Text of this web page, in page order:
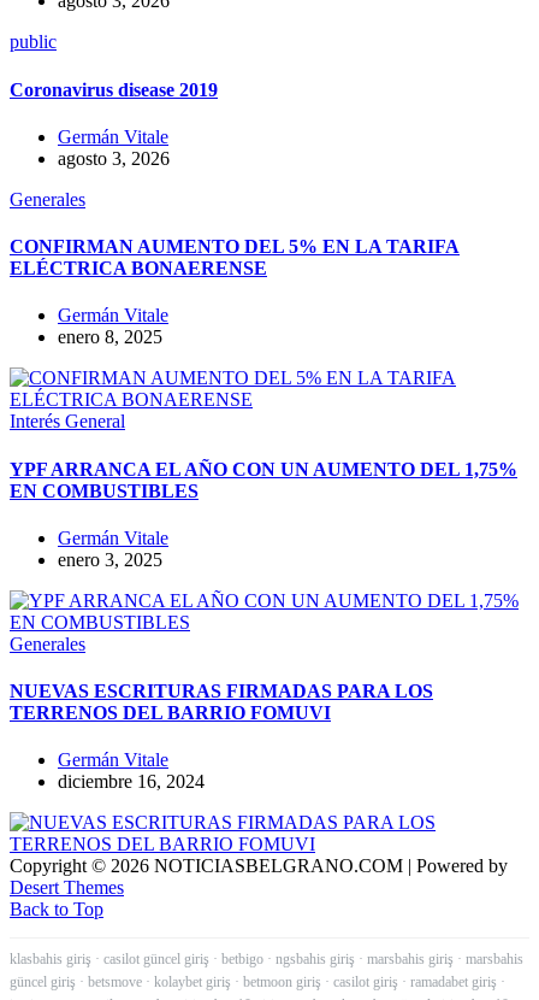
public
Coronavirus disease 2019
Germán Vitale
agosto 3, 2026
Generales
CONFIRMAN AUMENTO DEL 5% EN LA TARIFA
ELÉCTRICA BONAERENSE
Germán Vitale
enero 8, 2025
Interés General
YPF ARRANCA EL AÑO CON UN AUMENTO DEL 1,75%
EN COMBUSTIBLES
Germán Vitale
enero 3, 2025
Generales
NUEVAS ESCRITURAS FIRMADAS PARA LOS
TERRENOS DEL BARRIO FOMUVI
Germán Vitale
diciembre 16, 2024
Copyright © 2026 NOTICIASBELGRANO.COM | Powered by
Desert Themes
Back to Top
klasbahis giriş · casilot güncel giriş · betbigo · ngsbahis giriş · marsbahis giriş · marsbahis
güncel giriş · betsmove · kolaybet giriş · betmoon giriş · casilot giriş · ramadabet giriş ·